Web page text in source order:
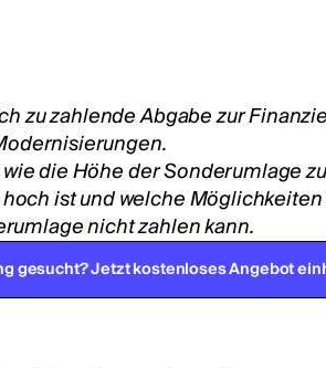
zu zahlende Abgabe zur
die Höhe der Sonderumlage
ist und welche
nicht zahlen kann.
gesucht? Jetzt kostenloses Angebot